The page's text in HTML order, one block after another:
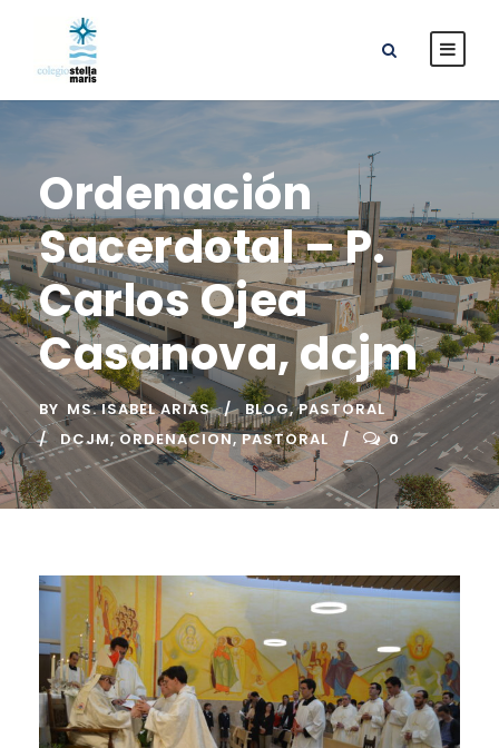
Ordenación
Sacerdotal – P.
Carlos Ojea
Casanova, dcjm
BY MS. ISABEL ARIAS BLOG, PASTORAL
DCJM, ORDENACION, PASTORAL 0